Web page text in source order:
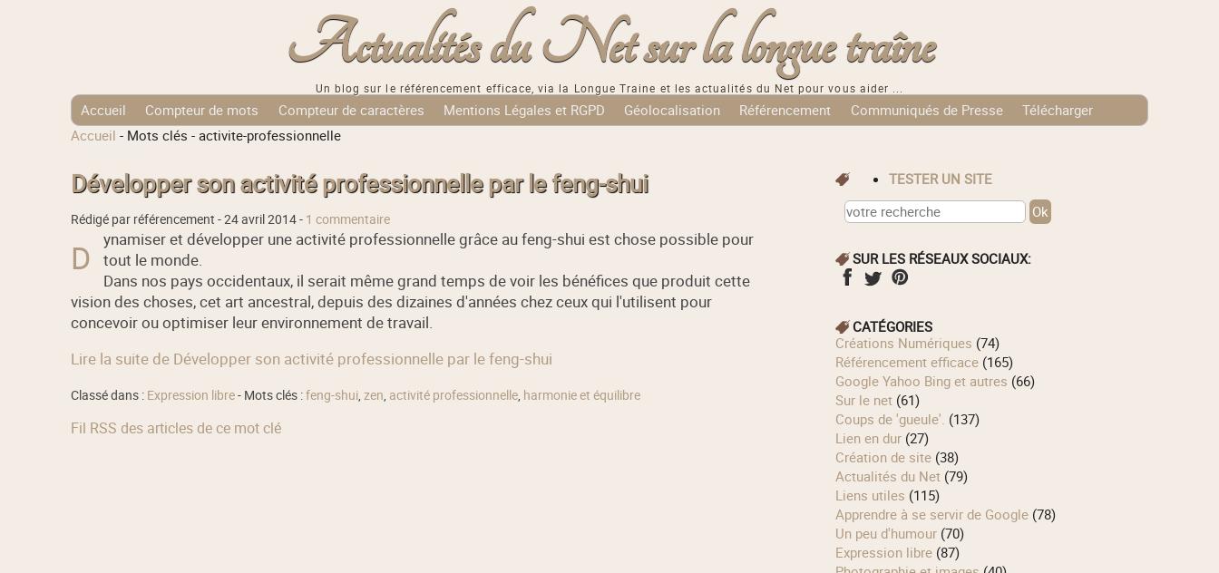
Actualités du Net sur la longue traîne
Un blog sur le référencement efficace, via la Longue Traine et les actualités du Net pour vous aider ...
Accueil Compteur de mots Compteur de caractères Mentions Légales et RGPD Géolocalisation Référencement Communiqués de Presse
Télécharger
Tags Cloud
Accueil - Mots clés - activite-professionnelle
Développer son activité professionnelle par le feng-shui
Rédigé par référencement -24 avril 2014- 1 commentaire
D
ynamiser et développer une activité professionnelle grâce au feng-shui est chose possible pour
tout le monde.
Dans nos pays occidentaux, il serait même grand temps de voir les bénéfices que produit cette
vision des choses, cet art ancestral, depuis des dizaines d'années chez ceux qui l'utilisent pour
concevoir ou optimiser leur environnement de travail.
Lire la suite de Développer son activité professionnelle par le feng-shui
Classé dans : Expression libre- Mots clés :feng-shui, zen, activité professionnelle, harmonie et équilibre
Fil RSS des articles de ce mot clé
TESTER UN SITE
SUR LES RÉSEAUX SOCIAUX:
CATÉGORIES
Créations Numériques (74)
Référencement efficace(165)
Google Yahoo Bing et autres (66)
Sur le net(61)
Coups de 'gueule'. (137)
Lien en dur(27)
Création de site(38)
Actualités du Net(79)
Liens utiles (115)
Apprendre à se servir de Google(78)
Un peu d'humour(70)
Expression libre(87)